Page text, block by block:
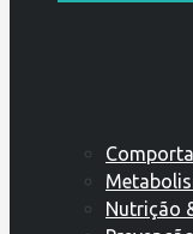
Nutrição